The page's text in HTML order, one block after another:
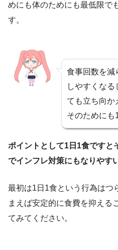
めにも体のためにも最低限で
す。
食事回数を減
しやすくな
ても立ち向か
そのためにも
ポイントとして1日1食ですと
でインフレ対策にもなりやす
最初は1日1食という行為はつ
まえば安定的に食費を抑える
てみてください。